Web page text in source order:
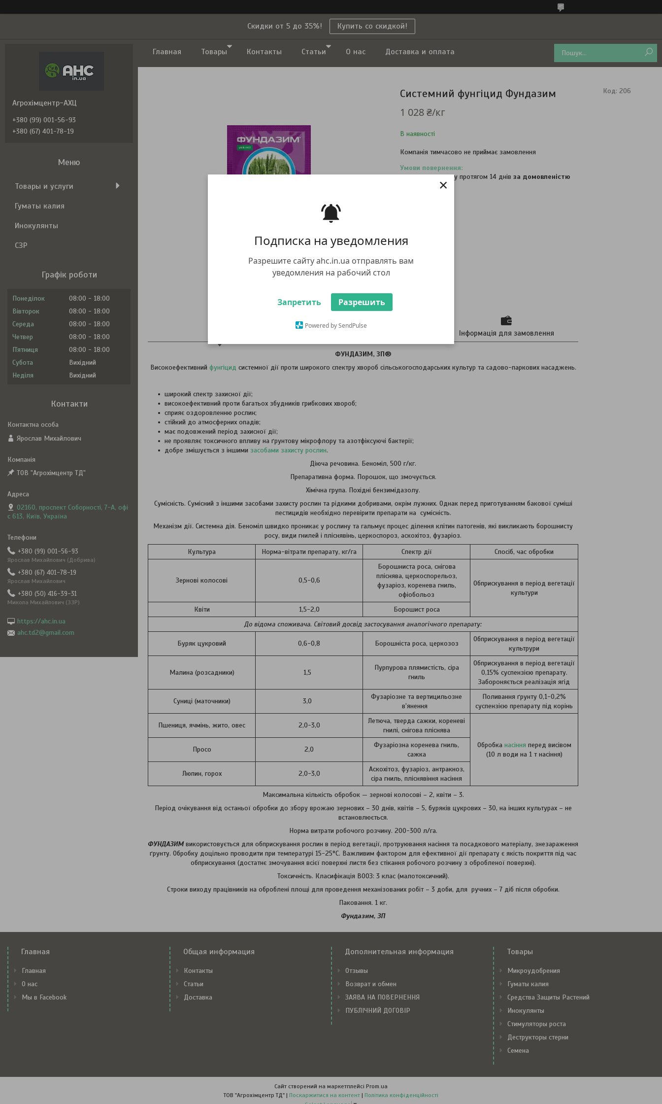
Подписка на уведомления
Разрешите сайту ahc.in.ua отправлять вам
уведомления на рабочий стол
Запретить Разрешить
Powered by SendPulse
×
Скидки от 5 до 35%! Купить со скидкой!
Главная Товары Контакты Статьи О нас Доставка и оплата
Системний фунгіцид Фундазим
1 028 ₴/кг
В наявності
Код: 206
Компанія тимчасово не приймає замовлення
повернення товару протягом 14 днів за домовленістю
Інформація для замовлення
ФУНДАЗИМ, ЗП®
Високоефективний фунгіцид системної дії проти широкого спектру хвороб сільськогосподарських культур та садово-паркових насаджень.
широкий спектр захисної дії;
високоефективний проти багатьох збудників грибкових хвороб;
сприяє оздоровленню рослин;
стійкий до атмосферних опадів;
має подовжений період захисної дії;
не проявляє токсичного впливу на ґрунтову мікрофлору та азотфіксуючі бактерії;
добре змішується з іншими засобами захисту рослин.
Діюча речовина. Беноміл, 500 г/кг.
Препаративна форма. Порошок, що змочується.
Хімічна група. Похідні бензимідазолу.
Сумісність. Сумісний з іншими засобами захисту рослин та рідкими добривами, окрім лужних. Однак перед приготуванням бакової суміші
пестицидів необхідно перевірити препарати на сумісність.
Механізм дії. Системна дія. Беноміл швидко проникає у рослину та гальмує процес ділення клітин патогенів, які викликають борошнисту
росу, види гнилей і пліснявінь, церкоспороз, аскохітоз, фузаріоз.
Культура
Норма-вітрати препарату, кг/га Спектр дії Спосіб, час обробки
Зернові колосові 0,5-0,6
Борошниста роса, снігова
пліснява, церкоспорельоз,
фузаріоз, коренева гниль,
офіобольоз
Обприскування в період вегетації
культури
Квіти
1,5-2,0
Борошист роса
До відома споживача. Світовий досвід застосування аналогічного препарату:
Буряк цукровий 0,6-0,8 Борошніста роса, церкозоз
Обприскування в період вегетації
культрури
Малина (розсадники) 1,5
Пурпурова плямистість, сіра
гниль
Обприскування в період вегетації
0,15% суспензією препарату.
Забороняється реалізація ягід
Суниці (маточники) 3,0
Фузаріозне та вертицильозне
в'янення
Поливання ґрунту 0,1-0,2%
суспензією препарату під корінь
Пшениця, ячмінь, жито, овес 2,0-3,0
Летюча, тверда сажки, кореневі
гнилі, снігова пліснява
Обробка насіння перед висівом
(10 л води на 1 т насіння)
Просо 2,0
Фузаріозна коренева гниль,
сажка
Люпин, горох 2,0-3,0
Аскохітоз, фузаріоз, антракноз,
сіра гниль, пліснявіння насіння
Максимальна кількість обробок — зернові колосові – 2, квіти – 3.
Період очікування від останьої обробки до збору врожаю зернових – 30 днів, квітів – 5, буряків цукрових – 30, на інших культурах – не
встановлюється.
Норма витрати робочого розчину. 200-300 л/га.
ФУНДАЗИМвикористовується для обприскування рослин в період вегетації, протруювання насіння та посадкового матеріалу, знезараження
ґрунту. Обробку доцільно проводити при температурі 15-25°С. Важливим фактором для ефективної дії препарату є якість покриття під час
обприскування (достатнє змочування всієї поверхні листя без стікання робочого розчину з обробленої поверхні).
Токсичність. Класифікація ВООЗ: 3 клас (малотоксичний).
Строки виходу працівників на оброблені площі для проведення механізованих робіт – 3 доби, для ручних – 7 діб після обробки.
Паковання. 1 кг.
Фундазим, ЗП
Агрохімцентр-АХЦ
+380 (99) 001-56-93
+380 (67) 401-78-19
Товары и услуги
Гуматы калия
Инокулянты
СЗР
Графік роботи
Понеділок 08:00
18:00
Вівторок
08:00
18:00
Середа
08:00
18:00
Четвер
08:00
18:00
Пʼятниця
08:00
18:00
Субота
Вихідний
Неділя
Вихідний
Контакти
Ярослав Михайлович
ТОВ "Агрохімцентр ТД"
02160, проспект Соборності, 7-А, офі
с 613, Київ, Україна
+380 (99) 001-56-93
Ярослав Михайлович (Добрива)
+380 (67) 401-78-19
Ярослав Михайлович
+380 (50) 416-39-31
Микола Михайлович (ЗЗР)
https://ahc.in.ua
ahc.td2@gmail.com
Главная
Главная
О нас
Мы в Facebook
Общая информация
Контакты
Статьи
Доставка
Дополнительная информация
Отзывы
Возврат и обмен
ЗАЯВА НА ПОВЕРНЕННЯ
ПУБЛІЧНИЙ ДОГОВІР
Товары
Микроудобрения
Гуматы калия
Средства Защиты Растений
Инокулянты
Стимуляторы роста
Деструкторы стерни
Семена
Сайт створений на маркетплейсі Prom.ua
ТОВ "Агрохімцентр ТД" | Поскаржитися на контент | Політика конфіденційності